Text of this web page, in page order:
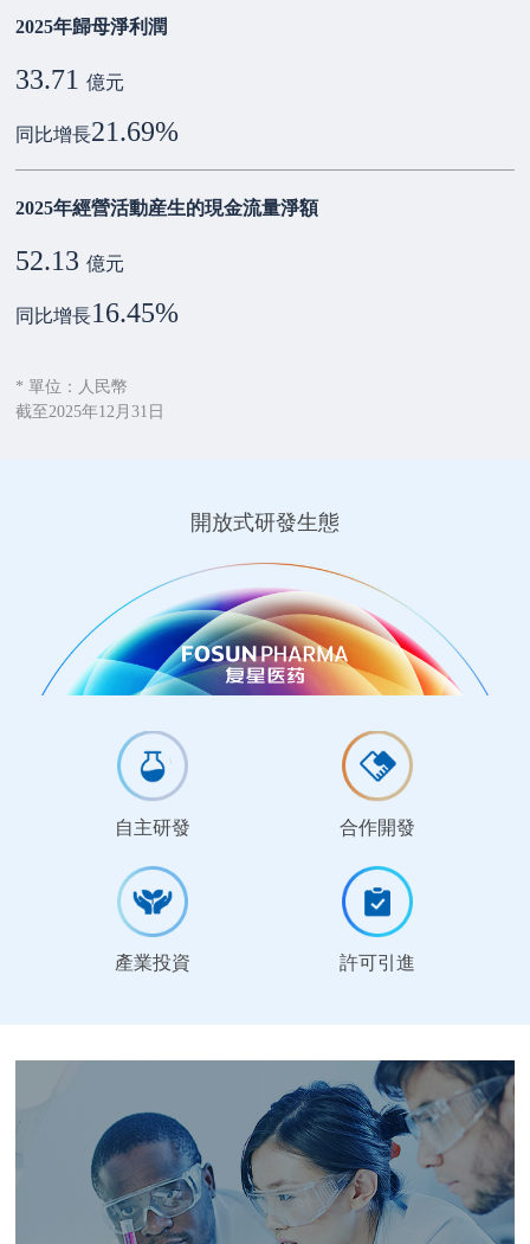
2025年歸母淨利潤
33.71 億元
同比增長21.69%
2025年經營活動産生的現金流量淨額
52.13 億元
同比增長16.45%
* 單位：人民幣
截至2025年12月31日
開放式研發生態
自主研發 合作開發
產業投資 許可引進